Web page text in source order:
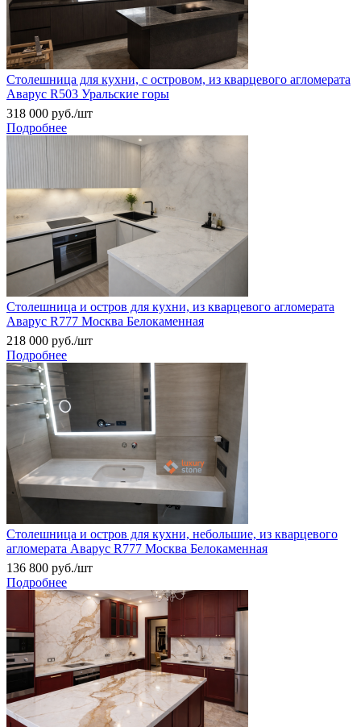
Столешница для кухни, с островом, из кварцевого агломерата
Аварус R503 Уральские горы
318 000 руб./шт
Подробнее
Столешница и остров для кухни, из кварцевого агломерата
Аварус R777 Москва Белокаменная
218 000 руб./шт
Подробнее
Столешница и остров для кухни, небольшие, из кварцевого
агломерата Аварус R777 Москва Белокаменная
136 800 руб./шт
Подробнее